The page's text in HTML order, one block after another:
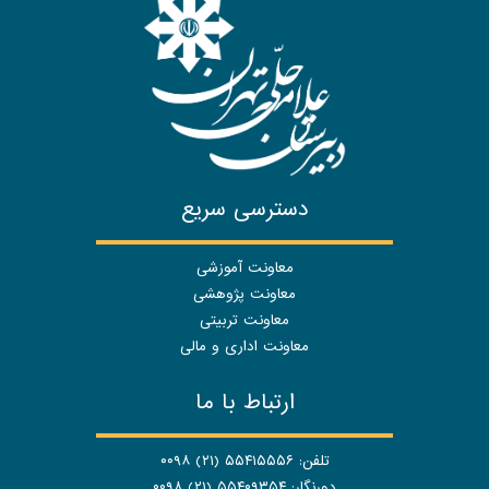
دسترسی سریع
معاونت آموزشی
معاونت پژوهشی
معاونت تربیتی
معاونت اداری و مالی
ارتباط با ما
تلفن: ۵۵۴۱۵۵۵۶ (۲۱) ۰۰۹۸